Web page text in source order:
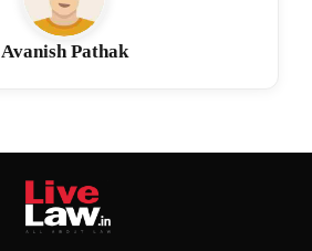
Avanish Pathak